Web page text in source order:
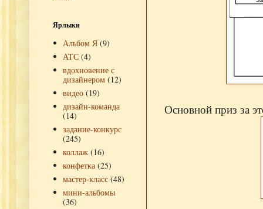
Основной приз за
Ярлыки
Альбом Я (9)
АТС (4)
вдохновение с
дизайнером (12)
видео (19)
дизайн-команда
(14)
задание-конкурс
(245)
коллаж (16)
конфетка (25)
мастер-класс (48)
мини-альбомы
(36)